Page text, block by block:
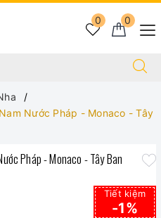
0
0
Nước Pháp - Monaco - Tây
Pháp - Monaco - Tây Ban
Tiết kiệm
-1%